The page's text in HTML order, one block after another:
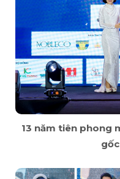
13 năm tiên phong